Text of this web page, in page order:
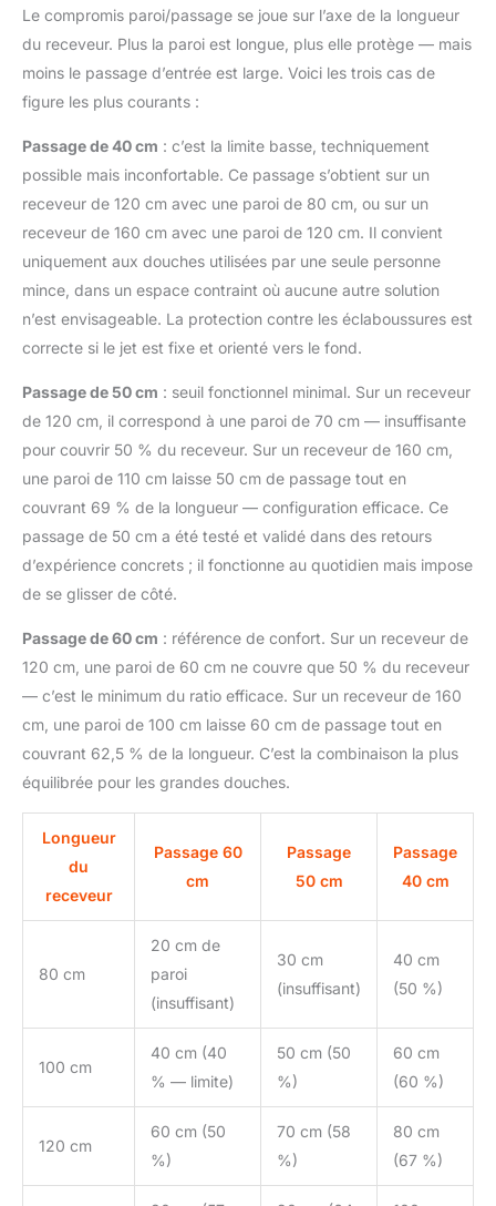
Le compromis paroi/passage se joue sur l’axe de la longueur
du receveur. Plus la paroi est longue, plus elle protège — mais
moins le passage d’entrée est large. Voici les trois cas de
figure les plus courants :
Passage de 40 cm : c’est la limite basse, techniquement
possible mais inconfortable. Ce passage s’obtient sur un
receveur de 120 cm avec une paroi de 80 cm, ou sur un
receveur de 160 cm avec une paroi de 120 cm. Il convient
uniquement aux douches utilisées par une seule personne
mince, dans un espace contraint où aucune autre solution
n’est envisageable. La protection contre les éclaboussures est
correcte si le jet est fixe et orienté vers le fond.
Passage de 50 cm : seuil fonctionnel minimal. Sur un receveur
de 120 cm, il correspond à une paroi de 70 cm — insuffisante
pour couvrir 50 % du receveur. Sur un receveur de 160 cm,
une paroi de 110 cm laisse 50 cm de passage tout en
couvrant 69 % de la longueur — configuration efficace. Ce
passage de 50 cm a été testé et validé dans des retours
d’expérience concrets ; il fonctionne au quotidien mais impose
de se glisser de côté.
Passage de 60 cm : référence de confort. Sur un receveur de
120 cm, une paroi de 60 cm ne couvre que 50 % du receveur
— c’est le minimum du ratio efficace. Sur un receveur de 160
cm, une paroi de 100 cm laisse 60 cm de passage tout en
couvrant 62,5 % de la longueur. C’est la combinaison la plus
équilibrée pour les grandes douches.
Longueur
du
receveur
Passage 60
cm
Passage
50 cm
Passage
40 cm
80 cm
20 cm de
paroi
(insuffisant)
30 cm
(insuffisant)
40 cm
(50 %)
100 cm
40 cm (40
% — limite)
50 cm (50
%)
60 cm
(60 %)
120 cm
60 cm (50
%)
70 cm (58
%)
80 cm
(67 %)